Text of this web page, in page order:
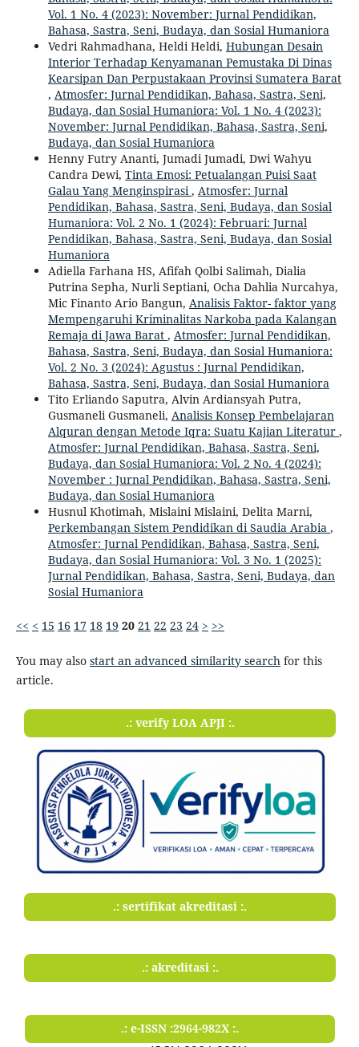
Vol. 1 No. 4 (2023): November: Jurnal Pendidikan,
Bahasa, Sastra, Seni, Budaya, dan Sosial Humaniora
Vedri Rahmadhana, Heldi Heldi, Hubungan Desain
Interior Terhadap Kenyamanan Pemustaka Di Dinas
Kearsipan Dan Perpustakaan Provinsi Sumatera Barat
, Atmosfer: Jurnal Pendidikan, Bahasa, Sastra, Seni,
Budaya, dan Sosial Humaniora: Vol. 1 No. 4 (2023):
November: Jurnal Pendidikan, Bahasa, Sastra, Seni,
Budaya, dan Sosial Humaniora
Henny Futry Ananti, Jumadi Jumadi, Dwi Wahyu
Candra Dewi, Tinta Emosi: Petualangan Puisi Saat
Galau Yang Menginspirasi , Atmosfer: Jurnal
Pendidikan, Bahasa, Sastra, Seni, Budaya, dan Sosial
Humaniora: Vol. 2 No. 1 (2024): Februari: Jurnal
Pendidikan, Bahasa, Sastra, Seni, Budaya, dan Sosial
Humaniora
Adiella Farhana HS, Afifah Qolbi Salimah, Dialia
Putrina Sepha, Nurli Septiani, Ocha Dahlia Nurcahya,
Mic Finanto Ario Bangun, Analisis Faktor- faktor yang
Mempengaruhi Kriminalitas Narkoba pada Kalangan
Remaja di Jawa Barat , Atmosfer: Jurnal Pendidikan,
Bahasa, Sastra, Seni, Budaya, dan Sosial Humaniora:
Vol. 2 No. 3 (2024): Agustus : Jurnal Pendidikan,
Bahasa, Sastra, Seni, Budaya, dan Sosial Humaniora
Tito Erliando Saputra, Alvin Ardiansyah Putra,
Gusmaneli Gusmaneli, Analisis Konsep Pembelajaran
Alquran dengan Metode Iqra: Suatu Kajian Literatur ,
Atmosfer: Jurnal Pendidikan, Bahasa, Sastra, Seni,
Budaya, dan Sosial Humaniora: Vol. 2 No. 4 (2024):
November : Jurnal Pendidikan, Bahasa, Sastra, Seni,
Budaya, dan Sosial Humaniora
Husnul Khotimah, Mislaini Mislaini, Delita Marni,
Perkembangan Sistem Pendidikan di Saudia Arabia ,
Atmosfer: Jurnal Pendidikan, Bahasa, Sastra, Seni,
Budaya, dan Sosial Humaniora: Vol. 3 No. 1 (2025):
Jurnal Pendidikan, Bahasa, Sastra, Seni, Budaya, dan
Sosial Humaniora
<< < 15 16 17 18 19 20 21 22 23 24 > >>
You may also start an advanced similarity search for this
article.
.: verify LOA APJI :.
.: sertifikat akreditasi :.
.: akreditasi :.
.: e-ISSN :2964-982X :.